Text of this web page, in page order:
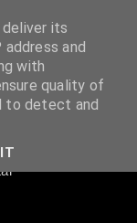
its
and
with
quality of
to detect and